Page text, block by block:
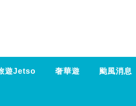
遊Jetso 奢華遊 颱風消息